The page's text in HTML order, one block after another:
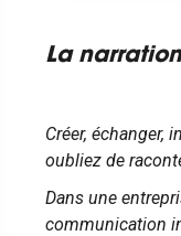
La narration
Créer, échanger,
oubliez de
Dans une
communication